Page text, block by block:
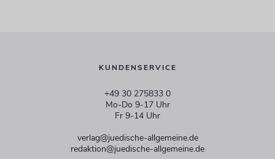
KUNDENSERVICE
+49 30 275833 0
Mo-Do 9-17 Uhr
Fr 9-14 Uhr
verlag@juedische-allgemeine.de
redaktion@juedische-allgemeine.de